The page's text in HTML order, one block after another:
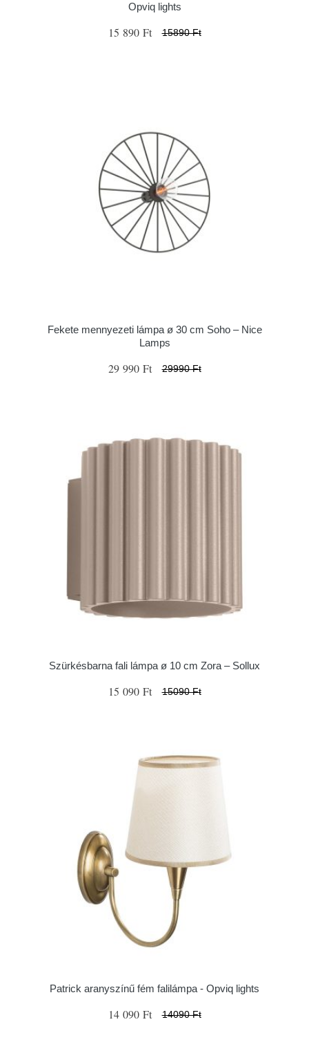
Opviq lights
15 890 Ft 15890 Ft
Fekete mennyezeti lámpa ø 30 cm Soho – Nice
Lamps
29 990 Ft 29990 Ft
Szürkésbarna fali lámpa ø 10 cm Zora – Sollux
15 090 Ft 15090 Ft
Patrick aranyszínű fém falilámpa - Opviq lights
14 090 Ft 14090 Ft